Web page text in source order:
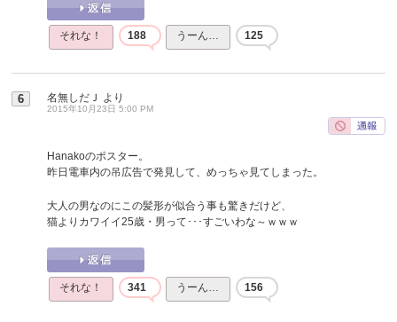
それな！ 188 うーん… 125
6 名無しだＪ より
2015年10月23日 5:00 PM
Hanakoのポスター。
昨日電車内の吊広告で発見して、めっちゃ見てしまった。
大人の男なのにこの髪形が似合う事も驚きだけど、
猫よりカワイイ25歳・男って･･･すごいわな～ｗｗｗ
それな！ 341 うーん… 156